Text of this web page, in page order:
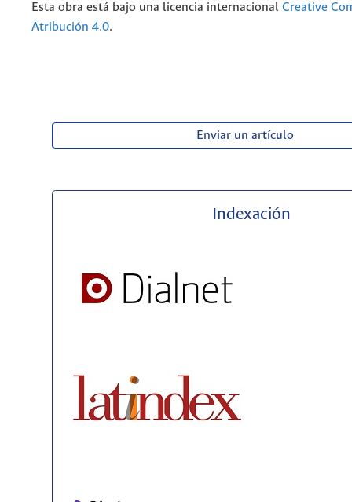
Esta obra está bajo una licencia internacional Creative
Atribución 4.0.
Enviar un artículo
Indexación